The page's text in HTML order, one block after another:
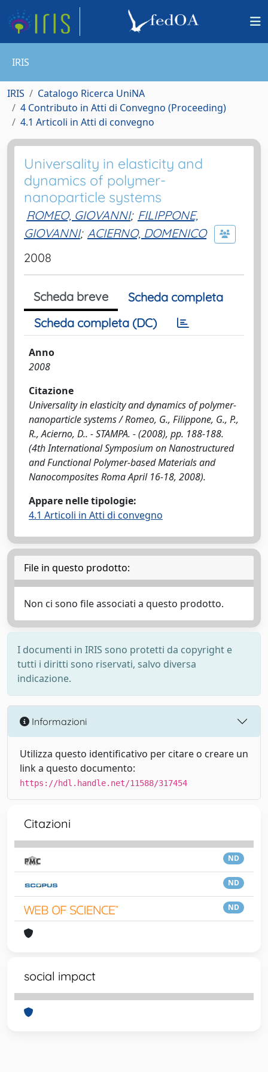
IRIS
IRIS
Catalogo Ricerca UniNA
4 Contributo in Atti di Convegno (Proceeding)
4.1 Articoli in Atti di convegno
Universality in elasticity and
dynamics of polymer-
nanoparticle systems
ROMEO, GIOVANNI; FILIPPONE,
GIOVANNI; ACIERNO, DOMENICO
2008
Scheda breve
Scheda completa
Scheda completa (DC)
Anno
2008
Citazione
Universality in elasticity and dynamics of polymer-
nanoparticle systems / Romeo, G., Filippone, G., P.,
R., Acierno, D.. - STAMPA. - (2008), pp. 188-188.
(4th International Symposium on Nanostructured
and Functional Polymer-based Materials and
Nanocomposites Roma April 16-18, 2008).
Appare nelle tipologie:
4.1 Articoli in Atti di convegno
File in questo prodotto:
Non ci sono file associati a questo prodotto.
I documenti in IRIS sono protetti da copyright e
tutti i diritti sono riservati, salvo diversa
indicazione.
Informazioni
Utilizza questo identificativo per citare o creare un
link a questo documento:
https://hdl.handle.net/11588/317454
Citazioni
ND
ND
ND
social impact